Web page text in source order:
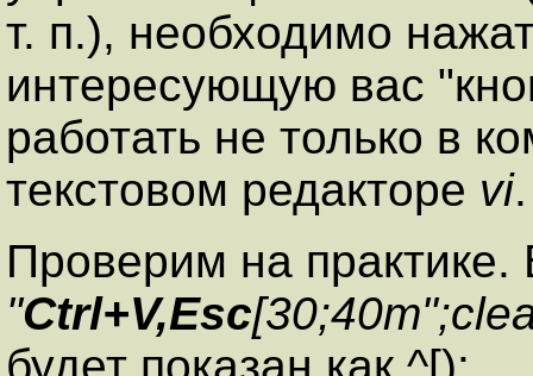
т. п.), необходимо
интересующую вас
работать не только в
текстовом редакторе vi.
Проверим на
"Ctrl+V,Esc
будет показан как ^[):